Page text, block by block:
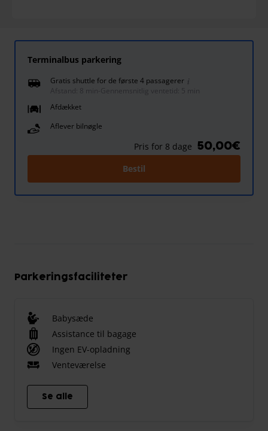
Terminalbus parkering
Gratis shuttle for de første 4 passagerer
Afstand: 8 min
Gennemsnitlig ventetid: 5 min
Afdækket
Aflever bilnøgle
Pris for 8 dage 50,00€
Bestil
Parkeringsfaciliteter
Babysæde
Assistance til bagage
Ingen EV-opladning
Venteværelse
Se alle